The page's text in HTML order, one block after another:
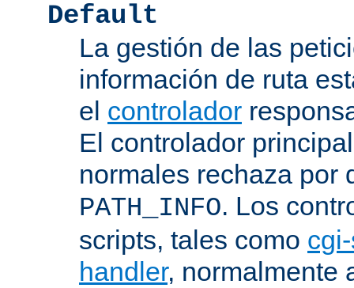
Default
La gestión de las
información de ruta
el controlador
El controlador
normales rechaza por
PATH_INFO. Los
scripts, tales como
handler, normalmente